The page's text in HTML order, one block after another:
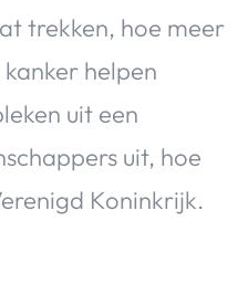
CHOICE
Gadgets
trekken, hoe meer
helpen
uit een
uit, hoe
Koninkrijk.